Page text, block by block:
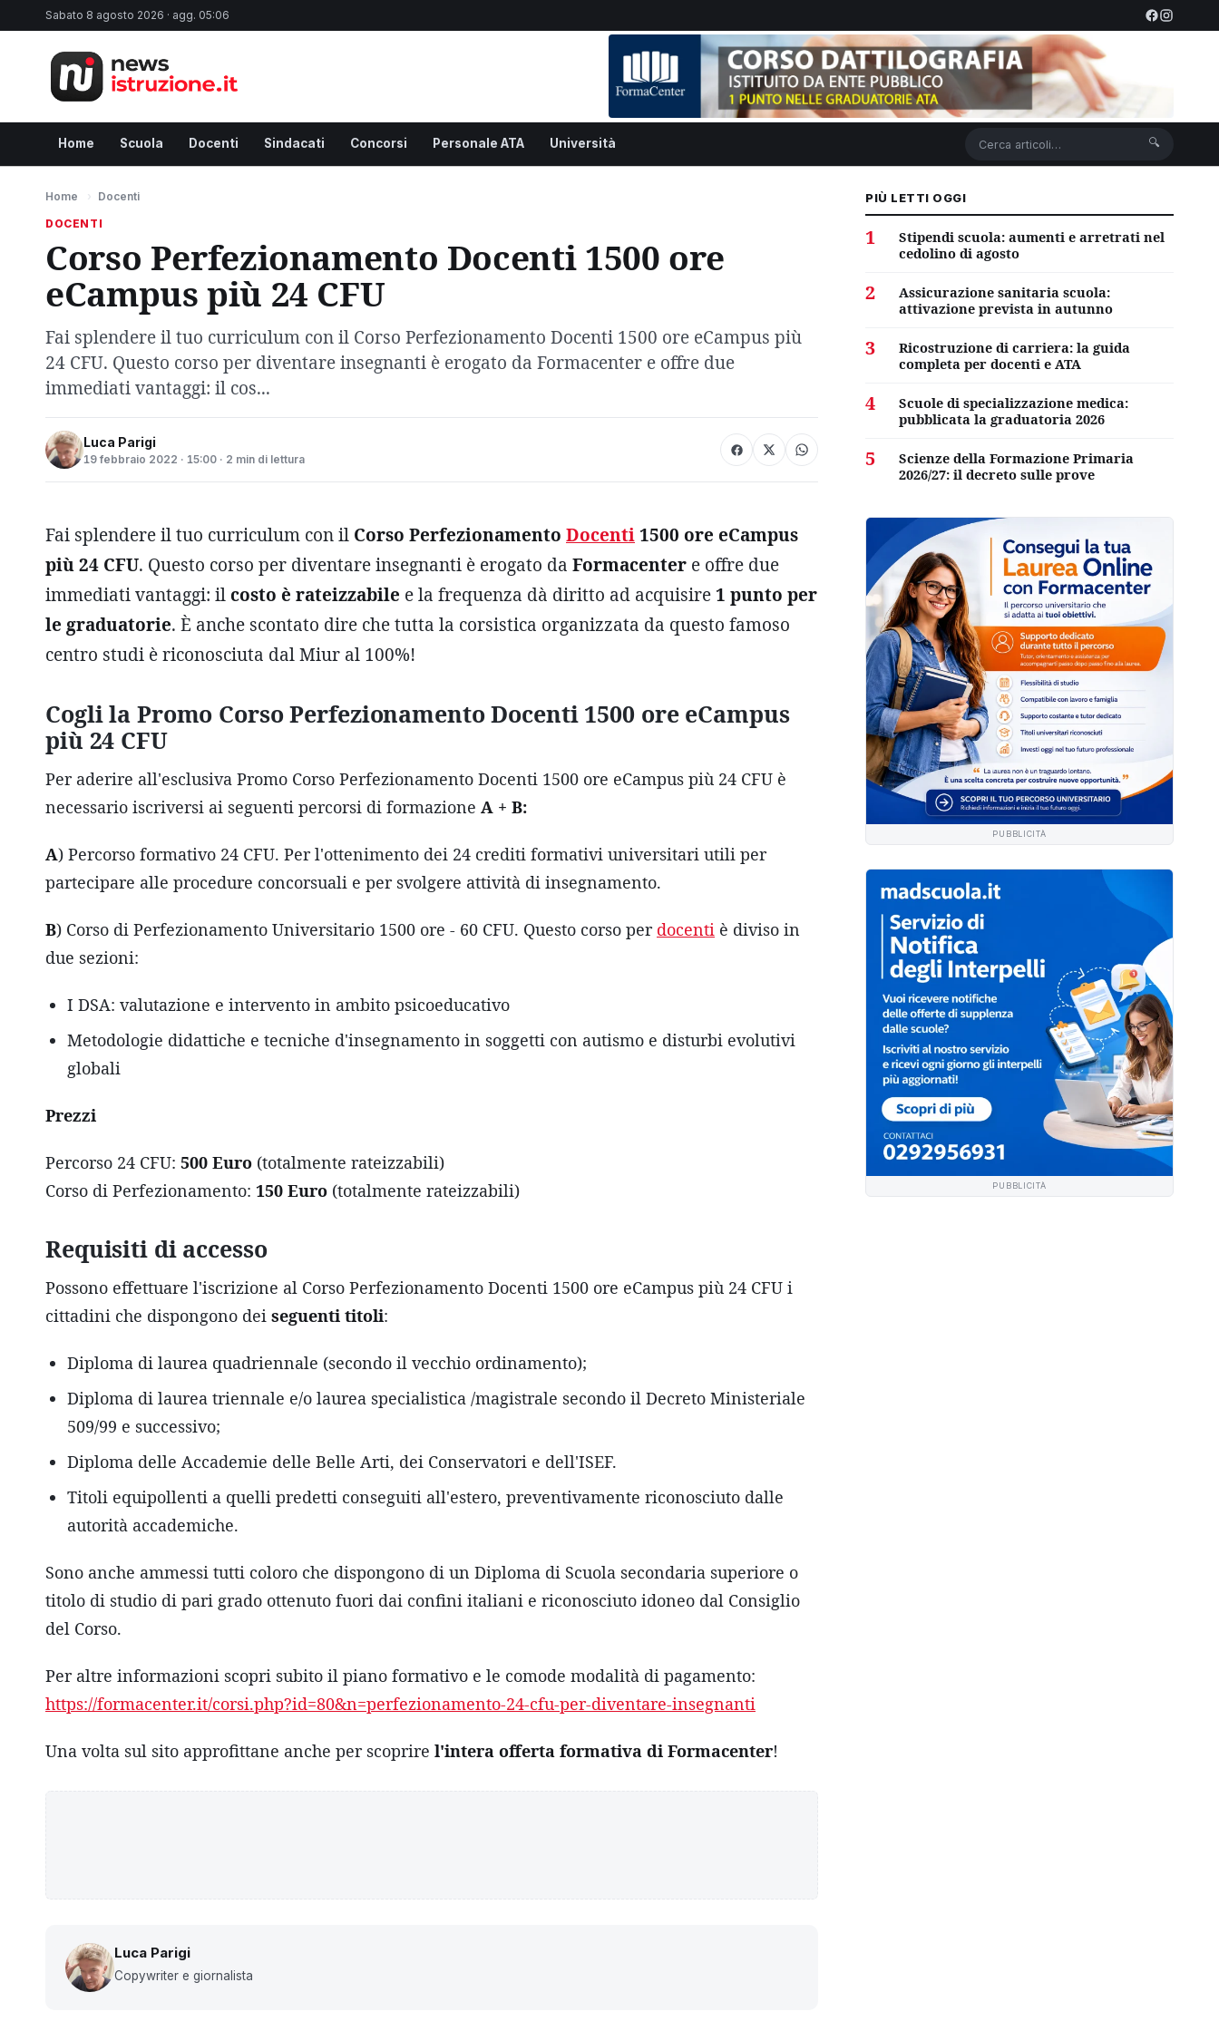
Sabato 8 agosto 2026 · agg. 05:06
Home Scuola Docenti Sindacati Concorsi Personale ATA Università 🔍
Home › Docenti
DOCENTI
Corso Perfezionamento Docenti 1500 ore
eCampus più 24 CFU
Fai splendere il tuo curriculum con il Corso Perfezionamento Docenti 1500 ore eCampus più
24 CFU. Questo corso per diventare insegnanti è erogato da Formacenter e offre due
immediati vantaggi: il cos...
Luca Parigi
19 febbraio 2022 · 15:00 · 2 min di lettura
Fai splendere il tuo curriculum con il Corso Perfezionamento Docenti 1500 ore eCampus
più 24 CFU. Questo corso per diventare insegnanti è erogato da Formacenter e offre due
immediati vantaggi: il costo è rateizzabile e la frequenza dà diritto ad acquisire 1 punto per
le graduatorie. È anche scontato dire che tutta la corsistica organizzata da questo famoso
centro studi è riconosciuta dal Miur al 100%!
Cogli la Promo Corso Perfezionamento Docenti 1500 ore eCampus
più 24 CFU
Per aderire all'esclusiva Promo Corso Perfezionamento Docenti 1500 ore eCampus più 24 CFU è
necessario iscriversi ai seguenti percorsi di formazione A + B:
A) Percorso formativo 24 CFU. Per l'ottenimento dei 24 crediti formativi universitari utili per
partecipare alle procedure concorsuali e per svolgere attività di insegnamento.
B) Corso di Perfezionamento Universitario 1500 ore - 60 CFU. Questo corso per docenti è diviso in
due sezioni:
I DSA: valutazione e intervento in ambito psicoeducativo
Metodologie didattiche e tecniche d'insegnamento in soggetti con autismo e disturbi evolutivi
globali
Prezzi
Percorso 24 CFU: 500 Euro (totalmente rateizzabili)
Corso di Perfezionamento: 150 Euro (totalmente rateizzabili)
Requisiti di accesso
Possono effettuare l'iscrizione al Corso Perfezionamento Docenti 1500 ore eCampus più 24 CFU i
cittadini che dispongono dei seguenti titoli:
Diploma di laurea quadriennale (secondo il vecchio ordinamento);
Diploma di laurea triennale e/o laurea specialistica /magistrale secondo il Decreto Ministeriale
509/99 e successivo;
Diploma delle Accademie delle Belle Arti, dei Conservatori e dell'ISEF.
Titoli equipollenti a quelli predetti conseguiti all'estero, preventivamente riconosciuto dalle
autorità accademiche.
Sono anche ammessi tutti coloro che dispongono di un Diploma di Scuola secondaria superiore o
titolo di studio di pari grado ottenuto fuori dai confini italiani e riconosciuto idoneo dal Consiglio
del Corso.
Per altre informazioni scopri subito il piano formativo e le comode modalità di pagamento:
https://formacenter.it/corsi.php?id=80&n=perfezionamento-24-cfu-per-diventare-insegnanti
Una volta sul sito approfittane anche per scoprire l'intera offerta formativa di Formacenter!
Luca Parigi
Copywriter e giornalista
PIÙ LETTI OGGI
1
Stipendi scuola: aumenti e arretrati nel
cedolino di agosto
2
Assicurazione sanitaria scuola:
attivazione prevista in autunno
3
Ricostruzione di carriera: la guida
completa per docenti e ATA
4
Scuole di specializzazione medica:
pubblicata la graduatoria 2026
5
Scienze della Formazione Primaria
2026/27: il decreto sulle prove
PUBBLICITÀ
PUBBLICITÀ